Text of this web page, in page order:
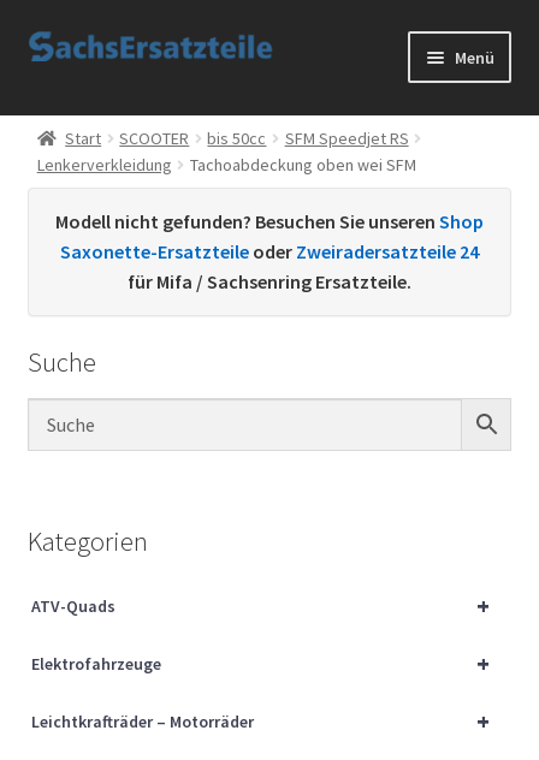
Zur
Zum
Menü
Start
AGB
Datenschutzerklärung
Kontakt
Sachs Ersatzteile
Über uns
Start SCOOTER bis 50cc
SFM Speedjet RS
Lenkerverkleidung
Tachoabdeckung oben wei SFM
Modell nicht gefunden? Besuchen Sie unseren Shop
Saxonette-Ersatzteile oder Zweiradersatzteile 24
für Mifa / Sachsenring Ersatzteile.
Suche
Kategorien
+
ATV-Quads
+
Elektrofahrzeuge
+
Leichtkrafträder – Motorräder